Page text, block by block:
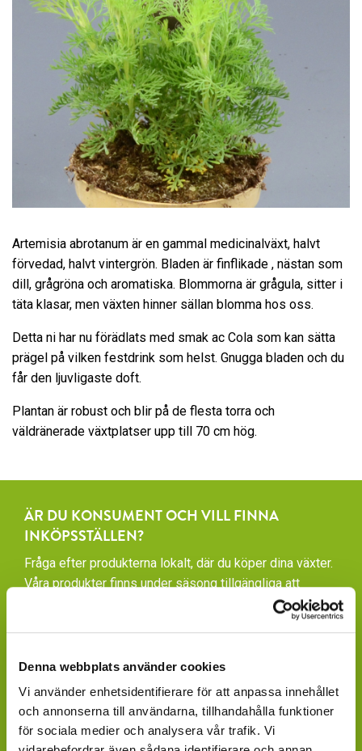
Denna webbplats använder cookies
Vi använder enhetsidentifierare för att anpassa innehållet
och annonserna till användarna, tillhandahålla funktioner
för sociala medier och analysera vår trafik. Vi
Artemisia abrotanum är en gammal medicinalväxt, halvt
förvedad, halvt vintergrön. Bladen är finflikade , nästan som
dill, grågröna och aromatiska. Blommorna är grågula, sitter i
täta klasar, men växten hinner sällan blomma hos oss.
Detta ni har nu förädlats med smak ac Cola som kan sätta
prägel på vilken festdrink som helst. Gnugga bladen och du
får den ljuvligaste doft.
Plantan är robust och blir på de flesta torra och
väldränerade växtplatser upp till 70 cm hög.
ÄR DU KONSUMENT OCH VILL FINNA
INKÖPSSTÄLLEN?
Fråga efter produkterna lokalt, där du köper dina växter.
Våra produkter finns under säsong tillgängliga att
beställa hos ett rikstäckande nätverk av återförsäljare
Hornbach, Plantagen, Bauhaus, Bogrönt och många
fristående GardenCenter och Handelsträdgårdar.
LIVSMEDELSBUTIKER: Dagligvaruhandelskedjorna